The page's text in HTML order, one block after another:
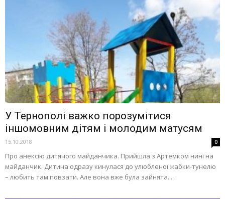
У Тернополі важко порозумітися
іншомовним дітям і молодим матусям
15.10.2018 0
Про анексію дитячого майданчика. Прийшла з Артемком нині на
майданчик. Дитина одразу кинулася до улюбленої жабки-тунелю
– любить там повзати. Але вона вже була зайнята....